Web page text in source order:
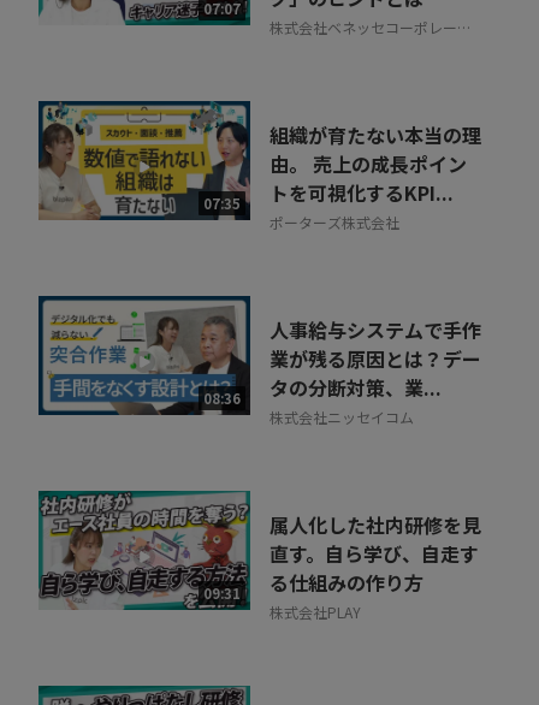
07:07
株式会社ベネッセコーポレーシ
07:35
組織が育たない本当の理
由。 売上の成長ポイン
トを可視化するKPI...
ポーターズ株式会社
08:36
人事給与システムで手作
業が残る原因とは？デー
タの分断対策、業...
株式会社ニッセイコム
09:31
属人化した社内研修を見
直す。自ら学び、自走す
る仕組みの作り方
株式会社PLAY